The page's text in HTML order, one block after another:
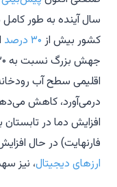
کشور بیش از ۳۰ درصد
درمی‌آورد، کاهش می‌دهد
فارنهایت) در حال
ارزهای دیجیتال، نیز